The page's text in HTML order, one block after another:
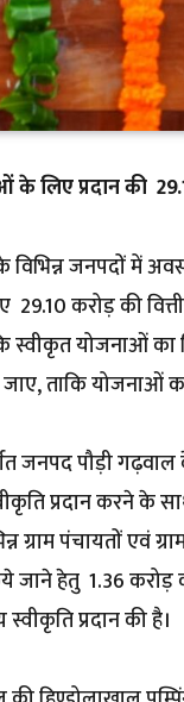
लिए प्रदान की ₹
विभिन्न जनपदों में
करोड़ की
स्वीकृत योजनाओं का
जाए, ताकि
जनपद पौड़ी गढ़वाल
प्रदान करने के
ग्राम पंचायतों
जाने हेतु ₹ 1.36
प्रदान की है।